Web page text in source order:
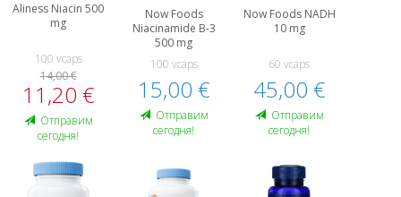
Aliness Niacin 500
mg
100 vcaps
14,00 €
11,20 €
Oтправим
сегодня!
Now Foods
Niacinamide B-3
500 mg
100 vcaps
15,00 €
Oтправим
сегодня!
Now Foods NADH
10 mg
60 vcaps
45,00 €
Oтправим
сегодня!